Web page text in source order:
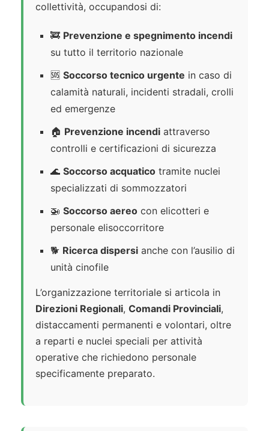
collettività, occupandosi di:
🚒 Prevenzione e spegnimento incendi
su tutto il territorio nazionale
🆘 Soccorso tecnico urgente in caso di
calamità naturali, incidenti stradali, crolli
ed emergenze
🏠 Prevenzione incendi attraverso
controlli e certificazioni di sicurezza
🌊 Soccorso acquatico tramite nuclei
specializzati di sommozzatori
🚁 Soccorso aereo con elicotteri e
personale elisoccorritore
🐕 Ricerca dispersi anche con l’ausilio di
unità cinofile
L’organizzazione territoriale si articola in
Direzioni Regionali, Comandi Provinciali,
distaccamenti permanenti e volontari, oltre
a reparti e nuclei speciali per attività
operative che richiedono personale
specificamente preparato.